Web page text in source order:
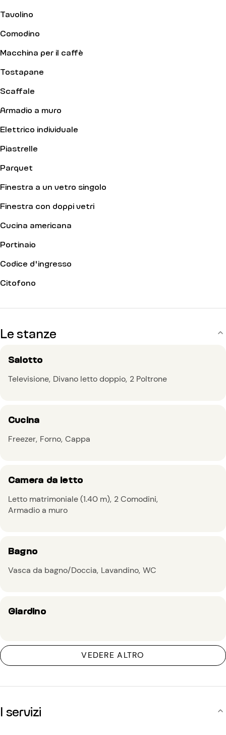
Tavolino
Comodino
Macchina per il caffè
Tostapane
Scaffale
Armadio a muro
Elettrico individuale
Piastrelle
Parquet
Finestra a un vetro singolo
Finestra con doppi vetri
Cucina americana
Portinaio
Codice d'ingresso
Citofono
Le stanze
Salotto
Televisione Divano letto doppio 2 Poltrone
Cucina
Freezer Forno Cappa
Camera da letto
Letto matrimoniale (1.40 m) 2 Comodini
Armadio a muro
Bagno
Vasca da bagno/Doccia Lavandino WC
Giardino
VEDERE ALTRO
I servizi